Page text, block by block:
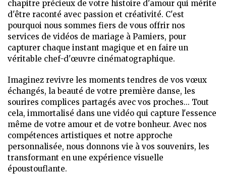
chapitre précieux de votre histoire d'amour qui mérite
d'être raconté avec passion et créativité. C'est
pourquoi nous sommes fiers de vous offrir nos
services de vidéos de mariage à Pamiers, pour
capturer chaque instant magique et en faire un
véritable chef-d'œuvre cinématographique.
Imaginez revivre les moments tendres de vos vœux
échangés, la beauté de votre première danse, les
sourires complices partagés avec vos proches... Tout
cela, immortalisé dans une vidéo qui capture l'essence
même de votre amour et de votre bonheur. Avec nos
compétences artistiques et notre approche
personnalisée, nous donnons vie à vos souvenirs, les
transformant en une expérience visuelle
époustouflante.